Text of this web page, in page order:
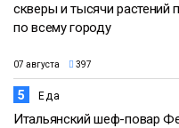
скверы и тысячи растений
по всему городу
07 августа 397
5 Еда
Итальянский шеф-повар